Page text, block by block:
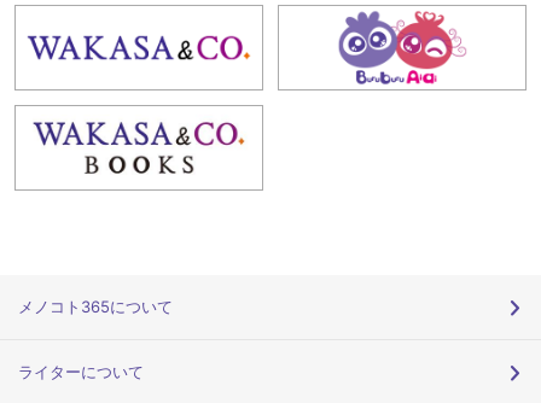
メノコト365について
ライターについて